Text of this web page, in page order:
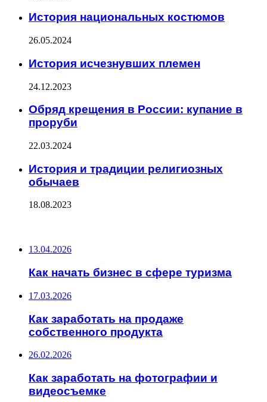
История национальных костюмов
26.05.2024
История исчезнувших племен
24.12.2023
Обряд крещения в России: купание в
проруби
22.03.2024
История и традиции религиозных
обычаев
18.08.2023
13.04.2026
Как начать бизнес в сфере туризма
17.03.2026
Как заработать на продаже
собственного продукта
26.02.2026
Как заработать на фотографии и
видеосъемке